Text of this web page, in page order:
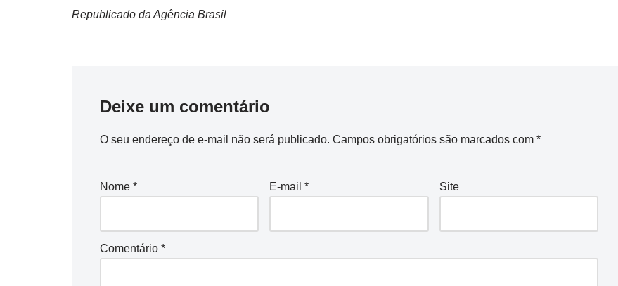
Republicado da Agência Brasil
Deixe um comentário
O seu endereço de e-mail não será publicado. Campos obrigatórios são marcados com *
Nome * E-mail* Site
Comentário *